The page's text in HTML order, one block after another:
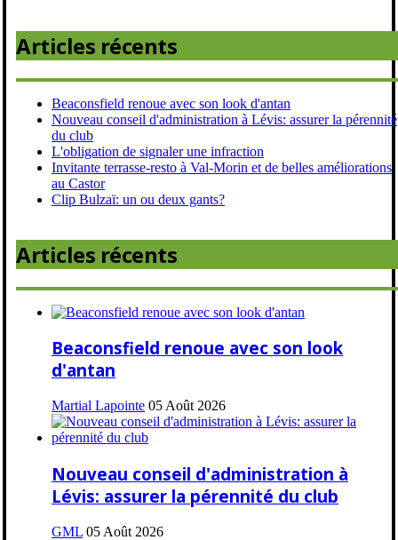
Articles récents
Beaconsfield renoue avec son look d'antan
Nouveau conseil d'administration à Lévis: assurer la pérennité
du club
L'obligation de signaler une infraction
Invitante terrasse-resto à Val-Morin et de belles améliorations
au Castor
Clip Bulzaï: un ou deux gants?
Articles récents
Beaconsfield renoue avec son look
d'antan
Martial Lapointe 05 Août 2026
Nouveau conseil d'administration à
Lévis: assurer la pérennité du club
GML 05 Août 2026